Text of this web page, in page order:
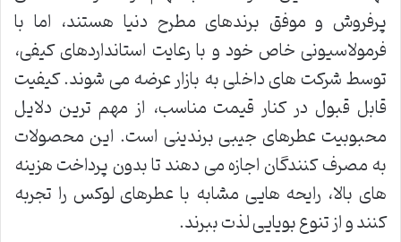
پرفروش و موفق برندهای مطرح دنیا هستند، اما با
فرمولاسیونی خاص خود و با رعایت استانداردهای کیفی،
توسط شرکت های داخلی به بازار عرضه می شوند. کیفیت
قابل قبول در کنار قیمت مناسب، از مهم ترین دلایل
محبوبیت عطرهای جیبی برندینی است. این محصولات
به مصرف کنندگان اجازه می دهند تا بدون پرداخت هزینه
های بالا، رایحه هایی مشابه با عطرهای لوکس را تجربه
کنند و از تنوع بویایی لذت ببرند.